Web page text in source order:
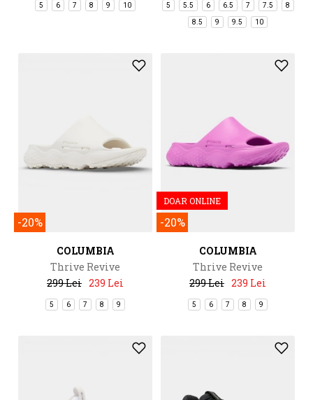
5 6 7 8 9 10 5 5.5 6 6.5 7 7.5 8
8.5 9 9.5 10
-20%
COLUMBIA
Thrive Revive
299 Lei 239 Lei
5 6 7 8 9
DOAR ONLINE
-20%
COLUMBIA
Thrive Revive
299 Lei 239 Lei
5 6 7 8 9